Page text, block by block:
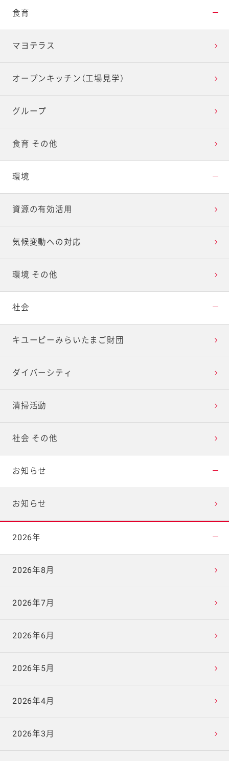
食育
マヨテラス
オープンキッチン（工場見学）
グループ
食育 その他
環境
資源の有効活用
気候変動への対応
環境 その他
社会
キユーピーみらいたまご財団
ダイバーシティ
清掃活動
社会 その他
お知らせ
お知らせ
2026年
2026年8月
2026年7月
2026年6月
2026年5月
2026年4月
2026年3月